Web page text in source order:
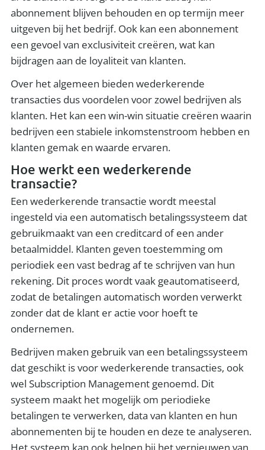
abonnement blijven behouden en op termijn meer
uitgeven bij het bedrijf. Ook kan een abonnement
een gevoel van exclusiviteit creëren, wat kan
bijdragen aan de loyaliteit van klanten.
Over het algemeen bieden wederkerende
transacties dus voordelen voor zowel bedrijven als
klanten. Het kan een win-win situatie creëren waarin
bedrijven een stabiele inkomstenstroom hebben en
klanten gemak en waarde ervaren.
Hoe werkt een wederkerende
transactie?
Een wederkerende transactie wordt meestal
ingesteld via een automatisch betalingssysteem dat
gebruikmaakt van een creditcard of een ander
betaalmiddel. Klanten geven toestemming om
periodiek een vast bedrag af te schrijven van hun
rekening. Dit proces wordt vaak geautomatiseerd,
zodat de betalingen automatisch worden verwerkt
zonder dat de klant er actie voor hoeft te
ondernemen.
Bedrijven maken gebruik van een betalingssysteem
dat geschikt is voor wederkerende transacties, ook
wel Subscription Management genoemd. Dit
systeem maakt het mogelijk om periodieke
betalingen te verwerken, data van klanten en hun
abonnementen bij te houden en deze te analyseren.